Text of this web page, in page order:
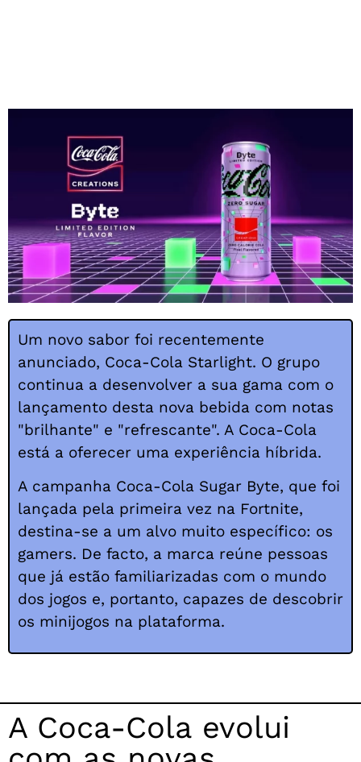
Um novo sabor foi recentemente
anunciado, Coca-Cola Starlight. O grupo
continua a desenvolver a sua gama com o
lançamento desta nova bebida com notas
"brilhante" e "refrescante". A Coca-Cola
está a oferecer uma experiência híbrida.
A campanha Coca-Cola Sugar Byte, que foi
lançada pela primeira vez na Fortnite,
destina-se a um alvo muito específico: os
gamers. De facto, a marca reúne pessoas
que já estão familiarizadas com o mundo
dos jogos e, portanto, capazes de descobrir
os minijogos na plataforma.
A Coca-Cola evolui